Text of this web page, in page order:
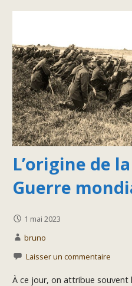
L’origine de
Guerre
1 mai 2023
bruno
Laisser un commentaire
À ce jour, on attribue souvent